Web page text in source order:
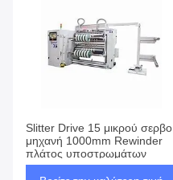
Slitter Drive 15 μικρού σερβο
μηχανή 1000mm Rewinder
πλάτος υποστρωμάτων